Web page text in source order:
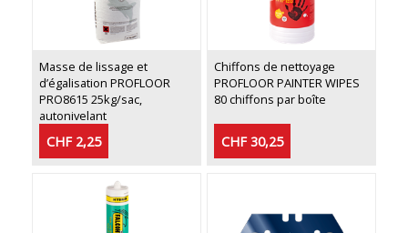
Masse de lissage et
d’égalisation PROFLOOR
PRO8615 25kg/sac,
autonivelant
CHF 2,25
Chiffons de nettoyage
PROFLOOR PAINTER WIPES
80 chiffons par boîte
CHF 30,25